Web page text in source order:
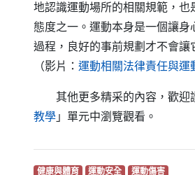
地認識運動場所的相關規範，也
態度之一。運動本身是一個讓身
過程，良好的事前規劃才不會讓
（影片： 運動相關法律責任與運
其他更多精采的內容，歡迎
教學（另開新視窗）
」單元中瀏覽觀看。
健康與體育（另開新視窗）
運動安全（另開新視窗）
運動傷害（另開